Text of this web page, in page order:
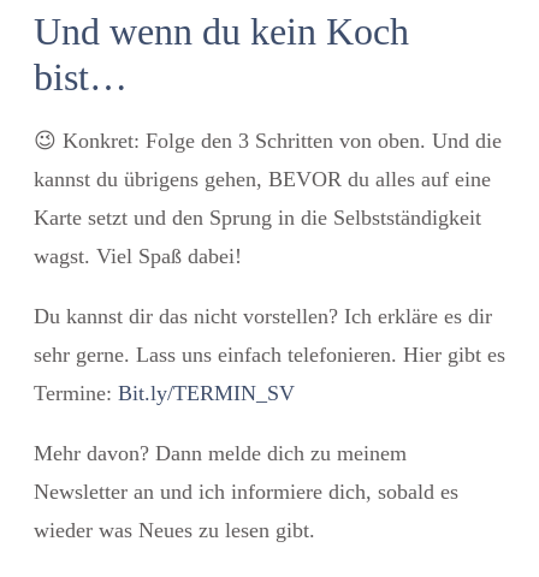
Und wenn du kein Koch
bist…
😉 Konkret: Folge den 3 Schritten von oben. Und die
kannst du übrigens gehen, BEVOR du alles auf eine
Karte setzt und den Sprung in die Selbstständigkeit
wagst. Viel Spaß dabei!
Du kannst dir das nicht vorstellen? Ich erkläre es dir
sehr gerne. Lass uns einfach telefonieren. Hier gibt es
Termine: Bit.ly/TERMIN_SV
Mehr davon? Dann melde dich zu meinem
Newsletter an und ich informiere dich, sobald es
wieder was Neues zu lesen gibt.